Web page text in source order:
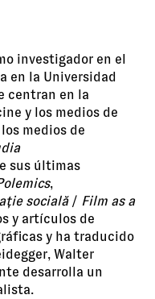
investigador en el
en la Universidad
centran en la
y los medios de
medios de
sus últimas
,
socială / Film as a
y artículos de
y ha traducido
Walter
desarrolla un